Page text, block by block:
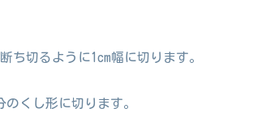
ち切るように1cm幅に切ります。
のくし形に切ります。